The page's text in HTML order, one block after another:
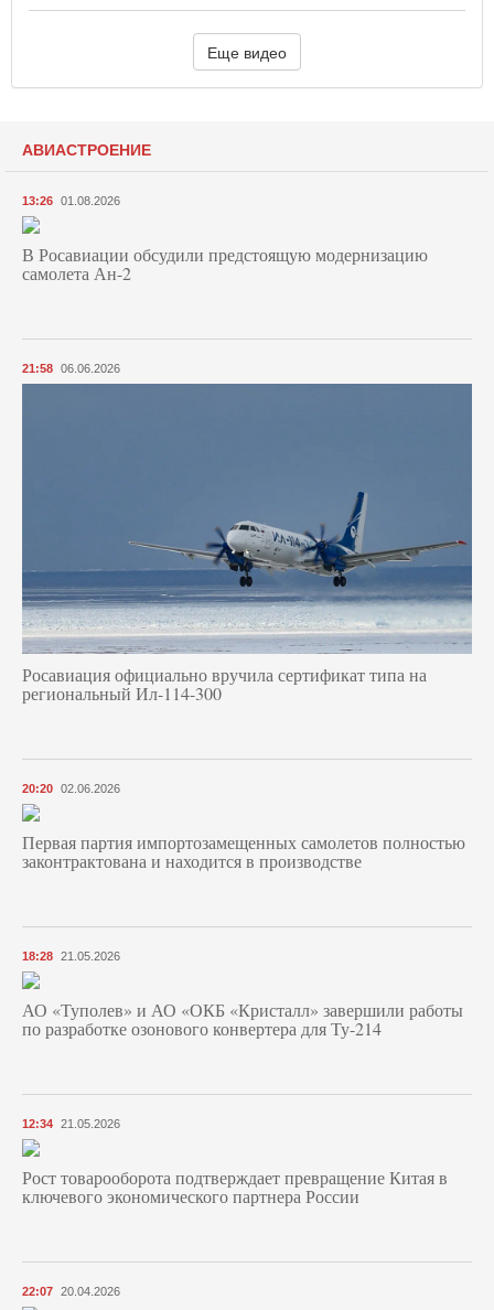
Еще видео
АВИАСТРОЕНИЕ
13:26 01.08.2026
В Росавиации обсудили предстоящую модернизацию
самолета Ан-2
21:58 06.06.2026
Росавиация официально вручила сертификат типа на
региональный Ил-114-300
20:20 02.06.2026
Первая партия импортозамещенных самолетов полностью
законтрактована и находится в производстве
18:28 21.05.2026
АО «Туполев» и АО «ОКБ «Кристалл» завершили работы
по разработке озонового конвертера для Ту-214
12:34 21.05.2026
Рост товарооборота подтверждает превращение Китая в
ключевого экономического партнера России
22:07 20.04.2026